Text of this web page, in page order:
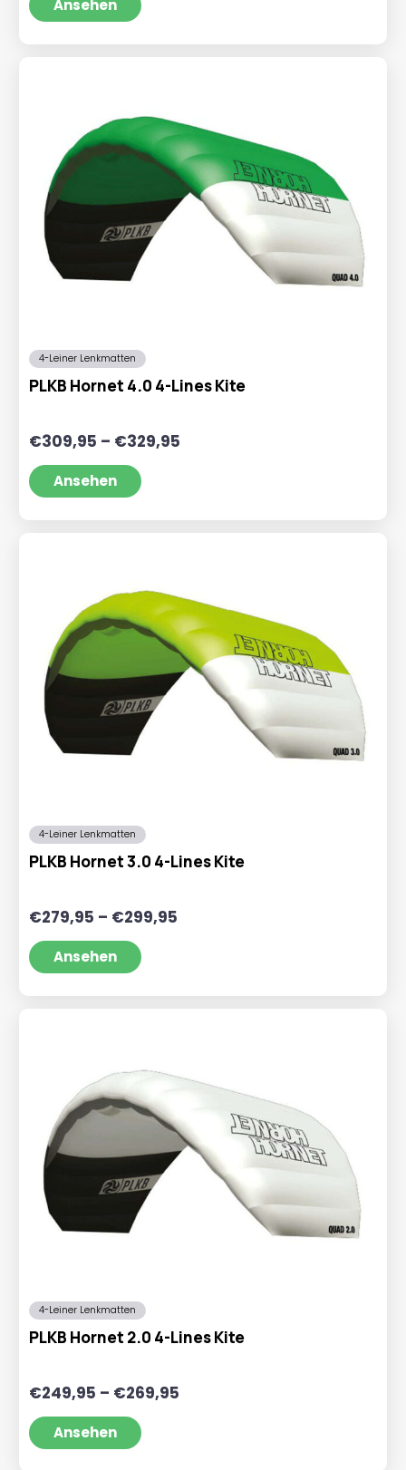
Ansehen
4-Leiner Lenkmatten
PLKB Hornet 4.0 4-Lines Kite
€309,95 – €329,95Preisspanne:
Ansehen
4-Leiner Lenkmatten
PLKB Hornet 3.0 4-Lines Kite
€279,95 – €299,95Preisspanne:
Ansehen
4-Leiner Lenkmatten
PLKB Hornet 2.0 4-Lines Kite
€249,95 – €269,95Preisspanne:
Ansehen